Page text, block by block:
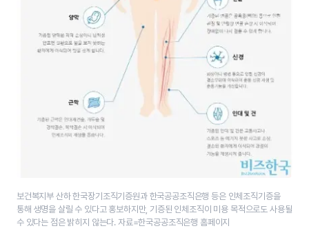
보건복지부 산하 한국장기조직기증원과 한국공공조직은행 등은 인체조직기증을
통해 생명을 살릴 수 있다고 홍보하지만, 기증된 인체조직이 ​미용 목적으로도 ​사용될
수 있다는 점은 밝히지 않는다. 자료=한국공공조직은행 홈페이지